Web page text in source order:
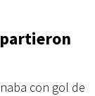
con gol de